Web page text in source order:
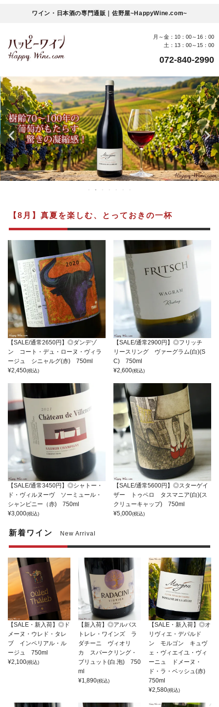
ワイン・日本酒の専門通販｜佐野屋~HappyWine.com~
月～金：10：00～16：00
土：13：00～15：00
072-840-2990
【8月】真夏を楽しむ、とっておきの一杯
【SALE/通常2650円】◎ダンデゾ
ン コート・デュ・ローヌ・ヴィラ
ージュ シニャルグ(赤) 750ml
¥2,450(税込)
【SALE/通常2900円】◎フリッチ
リースリング ヴァーグラム(白)(S
C) 750ml
¥2,600(税込)
【SALE/通常3450円】◎シャトー・
ド・ヴィルヌーヴ ソーミュール・
シャンピニー（赤) 750ml
¥3,000(税込)
【SALE/通常5600円】◎スターゲイ
ザー トゥペロ タスマニア(白)(ス
クリューキャップ) 750ml
¥5,000(税込)
新着ワイン New Arrival
【SALE・新入荷】◎ド
メーヌ・ウレド・タレ
ブ インペリアル・ル
ージュ 750ml
¥2,100(税込)
【新入荷】◎アルバス
トレレ・ワインズ ラ
ダチーニ ヴィオリ
カ スパークリング・
ブリュット(白.泡) 750
ml
¥1,890(税込)
【SALE・新入荷】◎オ
リヴィエ・デパルド
ン モルゴン キュヴ
ェ・ヴィエイユ・ヴィ
ーニュ ドメーヌ・
ド・ラ・ベッシュ(赤)
750ml
¥2,580(税込)